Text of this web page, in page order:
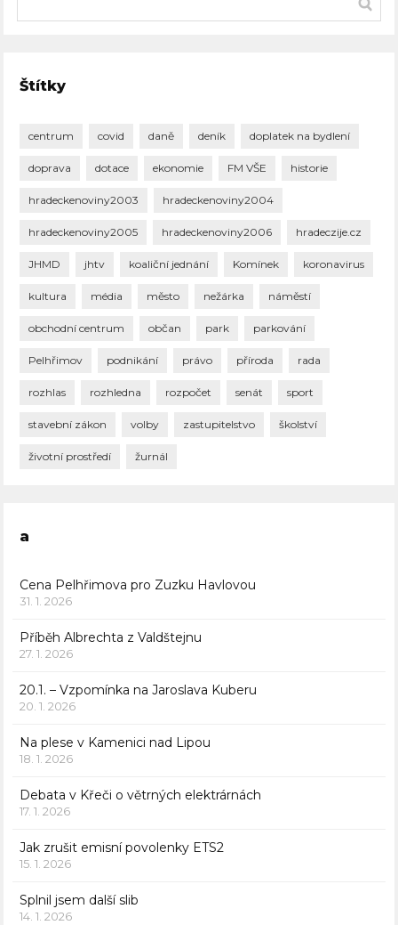
Štítky
centrum covid daně deník doplatek na bydlení
doprava dotace ekonomie FM VŠE historie
hradeckenoviny2003 hradeckenoviny2004
hradeckenoviny2005 hradeckenoviny2006 hradeczije.cz
JHMD jhtv koaliční jednání Komínek koronavirus
kultura média město nežárka náměstí
obchodní centrum občan park parkování
Pelhřimov podnikání právo příroda rada
rozhlas rozhledna rozpočet senát sport
stavební zákon volby zastupitelstvo školství
životní prostředí žurnál
a
Cena Pelhřimova pro Zuzku Havlovou
31. 1. 2026
Příběh Albrechta z Valdštejnu
27. 1. 2026
20.1. – Vzpomínka na Jaroslava Kuberu
20. 1. 2026
Na plese v Kamenici nad Lipou
18. 1. 2026
Debata v Křeči o větrných elektrárnách
17. 1. 2026
Jak zrušit emisní povolenky ETS2
15. 1. 2026
Splnil jsem další slib
14. 1. 2026